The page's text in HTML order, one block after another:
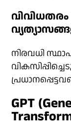
നിരവധി
GPT